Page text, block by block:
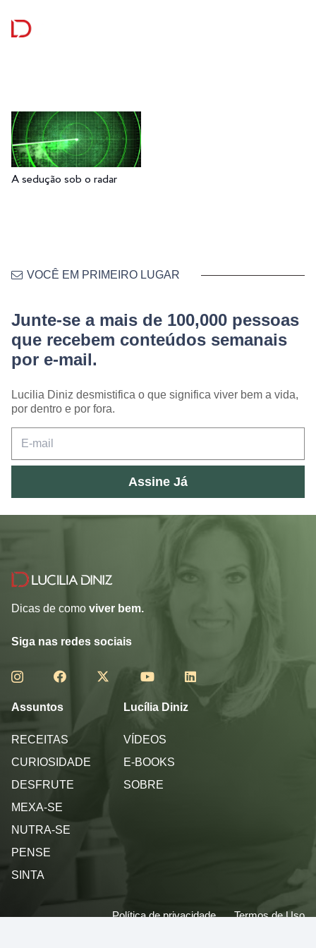
A sedução sob o radar
VOCÊ EM PRIMEIRO LUGAR
Junte-se a mais de 100,000 pessoas
que recebem conteúdos semanais
por e-mail.
Lucilia Diniz desmistifica o que significa viver bem a vida,
por dentro e por fora.
Assine Já
Dicas de como viver bem.
Siga nas redes sociais
Assuntos
RECEITAS
CURIOSIDADE
DESFRUTE
MEXA-SE
NUTRA-SE
PENSE
SINTA
Lucília Diniz
VÍDEOS
E-BOOKS
SOBRE
Política de privacidade Termos de Uso